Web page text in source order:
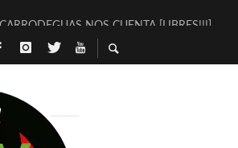
NOS CUENTA [LIBRES!!!]
DE GUAPES] DE SANDRA MONFORT
DEL DIRECTOR TEATRAL CLAUDIO
NADA) DE LA KATARSIS DEL TOMATAZO